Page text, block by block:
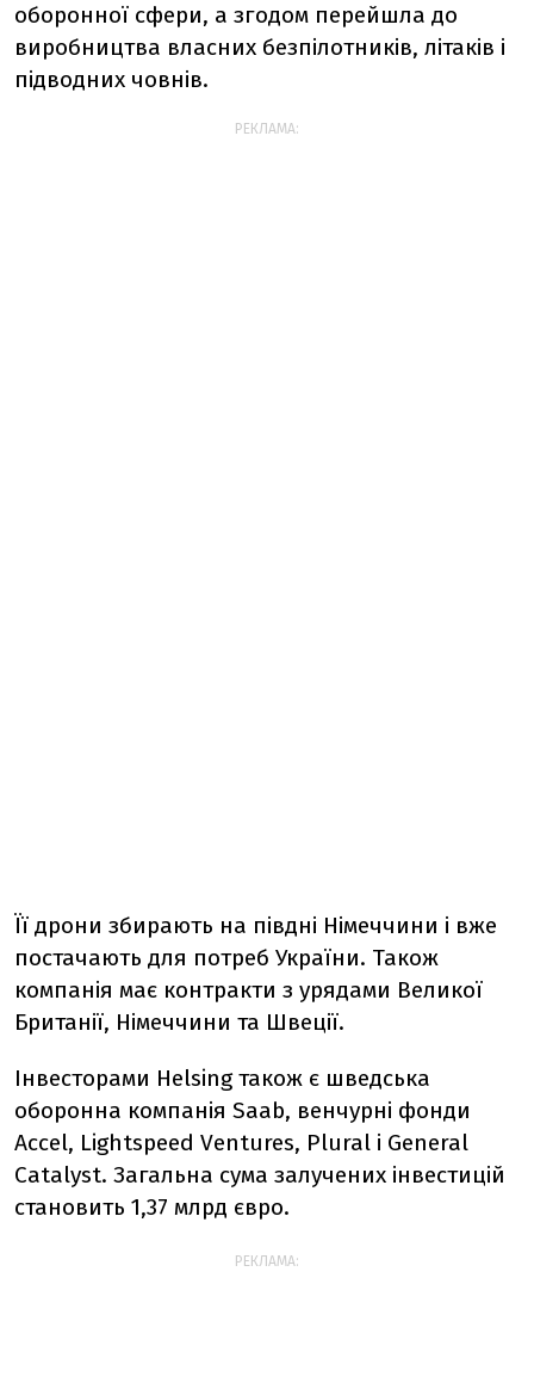
оборонної сфери, а згодом перейшла до
виробництва власних безпілотників, літаків і
підводних човнів.
РЕКЛАМА:
Її дрони збирають на півдні Німеччини і вже
постачають для потреб України. Також
компанія має контракти з урядами Великої
Британії, Німеччини та Швеції.
Інвесторами Helsing також є шведська
оборонна компанія Saab, венчурні фонди
Accel, Lightspeed Ventures, Plural і General
Catalyst. Загальна сума залучених інвестицій
становить 1,37 млрд євро.
РЕКЛАМА: